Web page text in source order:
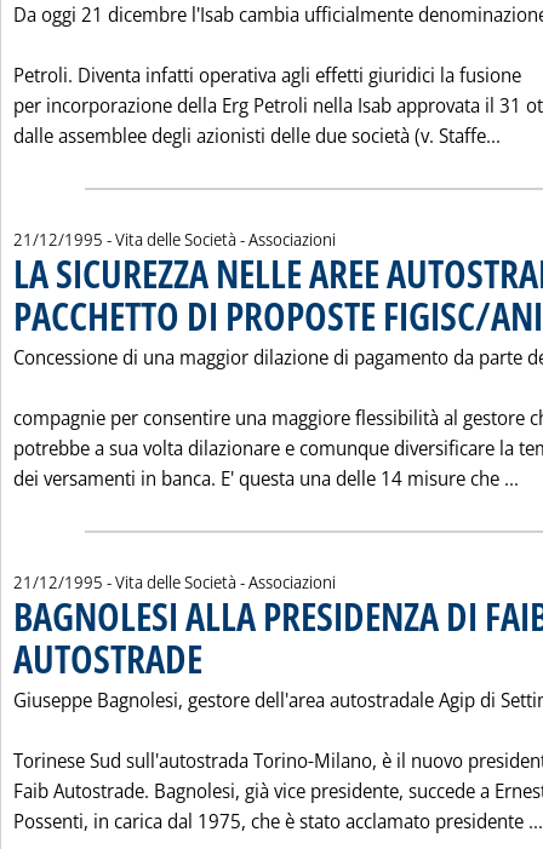
Da oggi 21 dicembre l'Isab cambia ufficialmente
Petroli. Diventa infatti operativa agli effetti giuridici la fusione
per incorporazione della Erg Petroli nella Isab approvata il 31
dalle assemblee degli azionisti delle due società (v. Staffe...
21/12/1995 - Vita delle Società - Associazioni
LA SICUREZZA NELLE AREE
PACCHETTO DI PROPOSTE FIGISC/
Concessione di una maggior dilazione di pagamento da parte
compagnie per consentire una maggiore flessibilità al gestore
potrebbe a sua volta dilazionare e comunque diversificare la
dei versamenti in banca. E' questa una delle 14 misure che ...
21/12/1995 - Vita delle Società - Associazioni
BAGNOLESI ALLA PRESIDENZA DI
AUTOSTRADE
Giuseppe Bagnolesi, gestore dell'area autostradale Agip di
Torinese Sud sull'autostrada Torino-Milano, è il nuovo
Faib Autostrade. Bagnolesi, già vice presidente, succede a
Possenti, in carica dal 1975, che è stato acclamato presidente ...